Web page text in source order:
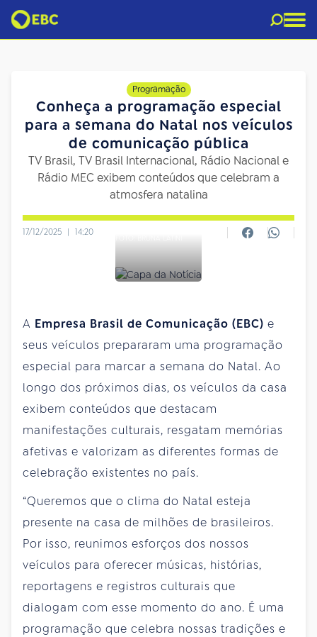
Programação
Conheça a programação especial
para a semana do Natal nos veículos
de comunicação pública
TV Brasil, TV Brasil Internacional, Rádio Nacional e
Rádio MEC exibem conteúdos que celebram a
atmosfera natalina
17/12/2025 | 14:20
A Empresa Brasil de Comunicação (EBC) e
seus veículos prepararam uma programação
especial para marcar a semana do Natal. Ao
longo dos próximos dias, os veículos da casa
exibem conteúdos que destacam
manifestações culturais, resgatam memórias
afetivas e valorizam as diferentes formas de
celebração existentes no país.
“Queremos que o clima do Natal esteja
presente na casa de milhões de brasileiros.
Por isso, reunimos esforços dos nossos
veículos para oferecer músicas, histórias,
reportagens e registros culturais que
dialogam com esse momento do ano. É uma
programação que celebra nossas tradições e